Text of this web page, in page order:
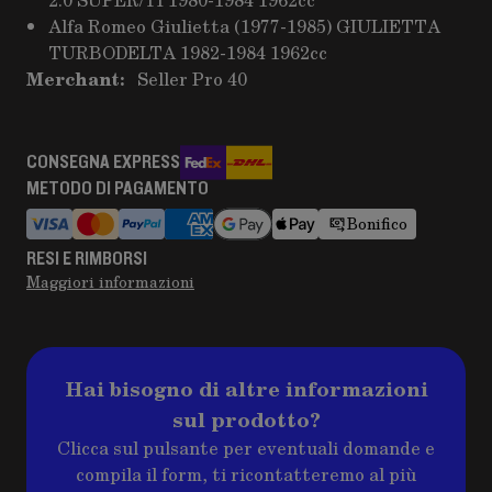
Alfa Romeo Giulietta (1977-1985) GIULIETTA
TURBODELTA 1982-1984 1962cc
Merchant: Seller Pro 40
CONSEGNA EXPRESS
METODO DI PAGAMENTO
Bonifico
RESI E RIMBORSI
Maggiori informazioni
Hai bisogno di altre informazioni
sul prodotto?
Clicca sul pulsante per eventuali domande e
compila il form, ti ricontatteremo al più